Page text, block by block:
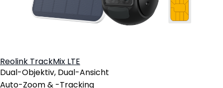
Reolink TrackMix LTE
Dual-Objektiv, Dual-Ansicht
Auto-Zoom & -Tracking